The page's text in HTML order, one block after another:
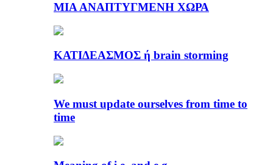
ΜΙΑ ΑΝΑΠΤΥΓΜΕΝΗ ΧΩΡΑ
ΚΑΤΙΔΕΑΣΜΟΣ ή brain storming
We must update ourselves from time to
time